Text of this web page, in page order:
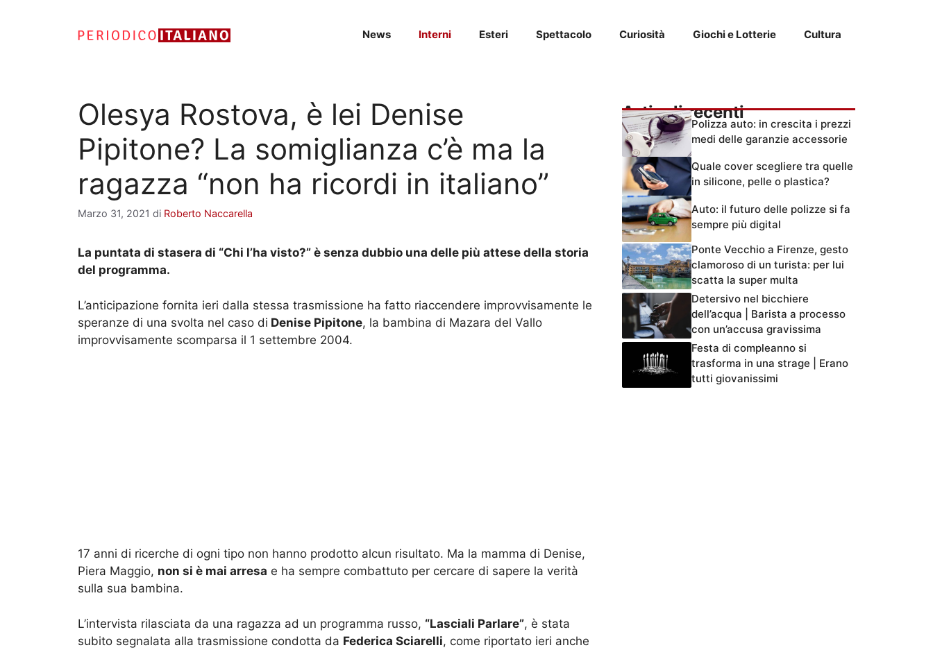
News Interni Esteri Spettacolo Curiosità Giochi e Lotterie Cultura
Olesya Rostova, è lei Denise
Pipitone? La somiglianza c’è ma la
ragazza “non ha ricordi in italiano”
Marzo 31, 2021 di Roberto Naccarella
La puntata di stasera di “Chi l’ha visto?” è senza dubbio una delle più attese della storia
del programma.
L’anticipazione fornita ieri dalla stessa trasmissione ha fatto riaccendere improvvisamente le
speranze di una svolta nel caso di Denise Pipitone, la bambina di Mazara del Vallo
improvvisamente scomparsa il 1 settembre 2004.
17 anni di ricerche di ogni tipo non hanno prodotto alcun risultato. Ma la mamma di Denise,
Piera Maggio, non si è mai arresa e ha sempre combattuto per cercare di sapere la verità
sulla sua bambina.
L’intervista rilasciata da una ragazza ad un programma russo, “Lasciali Parlare”, è stata
subito segnalata alla trasmissione condotta da Federica Sciarelli, come riportato ieri anche
Articoli recenti
Polizza auto: in crescita i prezzi
medi delle garanzie accessorie
Quale cover scegliere tra quelle
in silicone, pelle o plastica?
Auto: il futuro delle polizze si fa
sempre più digital
Ponte Vecchio a Firenze, gesto
clamoroso di un turista: per lui
scatta la super multa
Detersivo nel bicchiere
dell’acqua | Barista a processo
con un’accusa gravissima
Festa di compleanno si
trasforma in una strage | Erano
tutti giovanissimi